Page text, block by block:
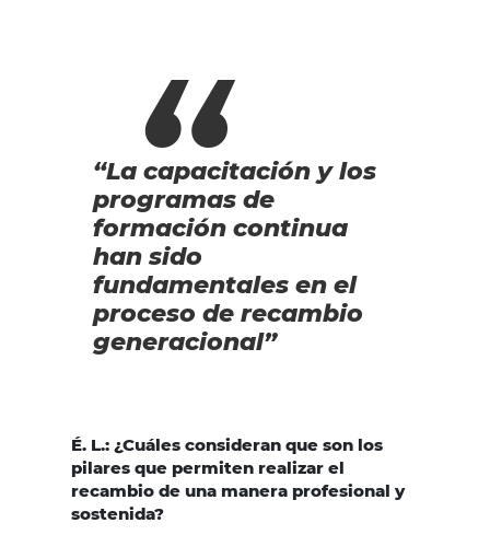
“La capacitación y los
programas de
formación continua
han sido
fundamentales en el
proceso de recambio
generacional”
É. L.: ¿Cuáles consideran que son los
pilares que permiten realizar el
recambio de una manera profesional y
sostenida?